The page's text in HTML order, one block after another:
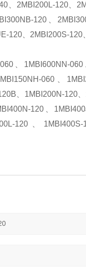
、2MBI200L-120、
120、
120、2MBI200S-120
、1MBI600NN-
060、
、1MBI200N-120
120、
120、